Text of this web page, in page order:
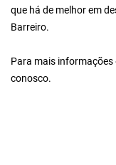
que há de melhor em
Barreiro.
Para mais
conosco.